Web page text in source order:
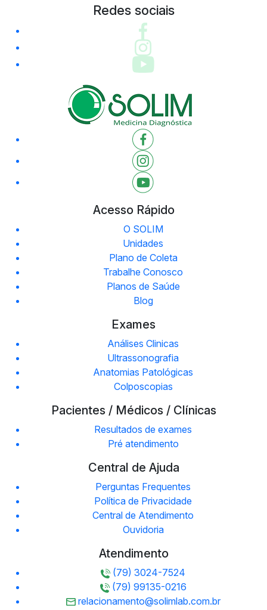
Redes sociais
Acesso Rápido
O SOLIM
Unidades
Plano de Coleta
Trabalhe Conosco
Planos de Saúde
Blog
Exames
Análises Clinicas
Ultrassonografia
Anatomias Patológicas
Colposcopias
Pacientes / Médicos / Clínicas
Resultados de exames
Pré atendimento
Central de Ajuda
Perguntas Frequentes
Política de Privacidade
Central de Atendimento
Ouvidoria
Atendimento
(79) 3024-7524
(79) 99135-0216
relacionamento@solimlab.com.br